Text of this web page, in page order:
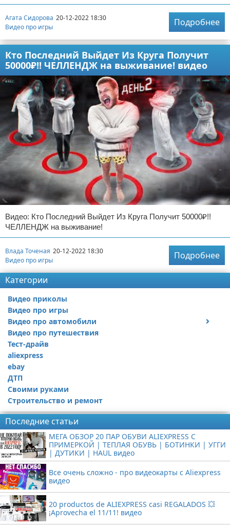
Агата Сидорова 20-12-2022 18:30
Видео про игры
Подробнее
Кто Последний Выйдет Из Круга Получит
50000₽!! ЧЕЛЛЕНДЖ на выживание! видео
Видео: Кто Последний Выйдет Из Круга Получит 50000₽!!
ЧЕЛЛЕНДЖ на выживание!
Влада Точеная 20-12-2022 18:30
Видео про игры
Подробнее
Категории
Видео приколы
Видео про игры
Видео про автомобили
Ремонт автомобиля
Видео про путешествия
Тест-драйв
aliexpress
ebay
ДТП
Своими руками
Строительство и ремонт
Последние статьи
МЕГА ОБЗОР 20 ПАР ОБУВИ ALIEXPRESS С
ПРИМЕРКОЙ | ТЕПЛАЯ ОБУВЬ | БОТИНКИ | УГГИ
| ДУТИКИ | HAUL видео
Все очень сложно - про видеокарты с Aliexpress
видео
20 productos de ALIEXPRESS casi REGALADOS 💥
¡Aprovecha el 11/11! видео